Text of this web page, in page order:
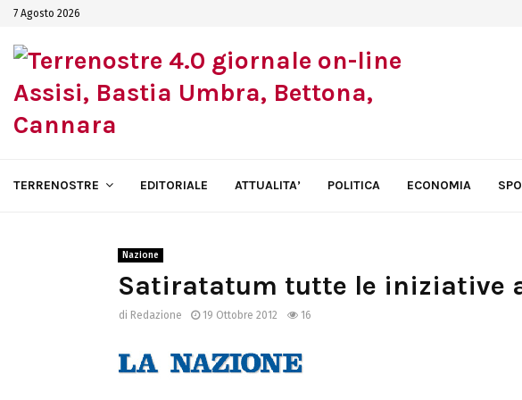
7 Agosto 2026
TERRENOSTRE EDITORIALE ATTUALITA’ POLITICA ECONOMIA
Nazione
Satiratatum tutte le iniziative
di Redazione 19 Ottobre 2012 16